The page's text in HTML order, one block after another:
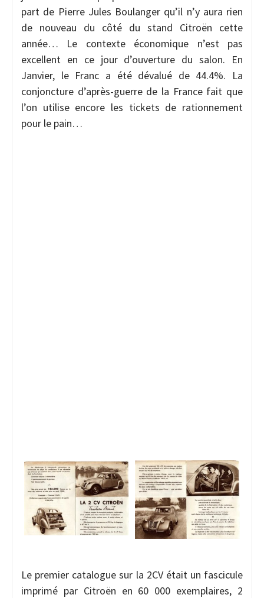
part de Pierre Jules Boulanger qu’il n’y aura rien
de nouveau du côté du stand Citroën cette
année… Le contexte économique n’est pas
excellent en ce jour d’ouverture du salon. En
Janvier, le Franc a été dévalué de 44.4%. La
conjoncture d’après-guerre de la France fait que
l’on utilise encore les tickets de rationnement
pour le pain…
Le premier catalogue sur la 2CV était un fascicule
imprimé par Citroën en 60 000 exemplaires, 2